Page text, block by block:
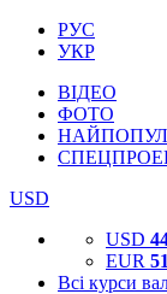
РУС
УКР
ВІДЕО
ФОТО
USD
USD
EUR
Всі курси